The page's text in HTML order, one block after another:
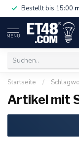
Bestellt bis 15:00
MENU
Startseite /
Artikel mit